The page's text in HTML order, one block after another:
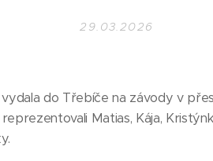
29.03.2026
do Třebíče na závody v
Matias, Kája,